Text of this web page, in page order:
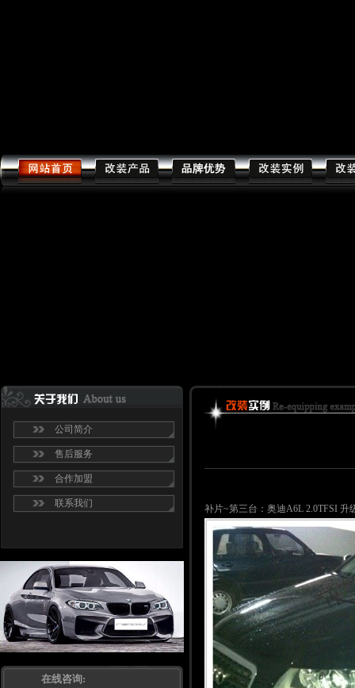
公司简介
售后服务
合作加盟
联系我们
在线咨询:
补片~第三台：奥迪A6L 2.0TFSI 升